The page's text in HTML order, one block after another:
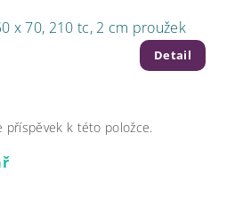
x 70, 210 tc, 2 cm proužek
Detail
příspěvek k této položce.